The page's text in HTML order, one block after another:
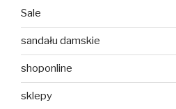
Sale
sandału damskie
shoponline
sklepy